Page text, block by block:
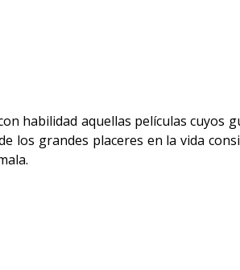
habilidad aquellas películas cuyos
los grandes placeres en la vida